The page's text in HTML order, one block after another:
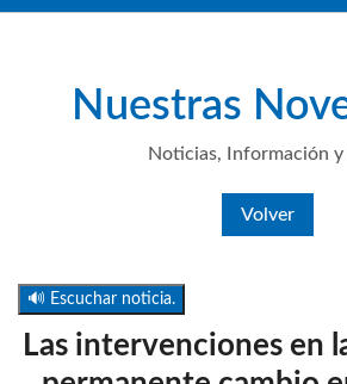
Nuestras
Noticias, Información y
Volver
🔊 Escuchar noticia.
Las intervenciones en